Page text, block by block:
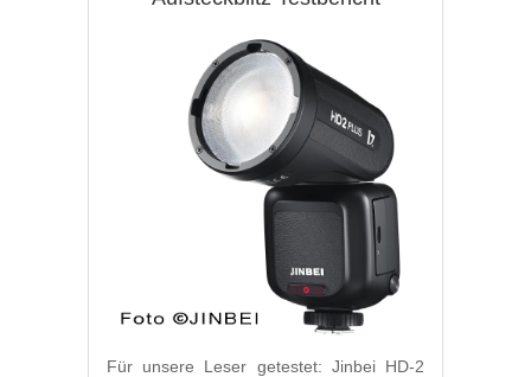
Für unsere Leser getestet: Jinbei HD-2